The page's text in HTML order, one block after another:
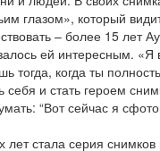
глазом», который
– более 15 лет
ей интересным. «Я
тогда, когда ты
и стать героем
“Вот сейчас я
стала серия